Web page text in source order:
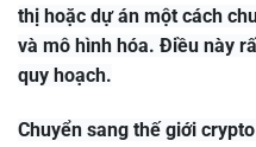
thị hoặc dự án một cách
và mô hình hóa. Điều này
quy hoạch.
Chuyển sang thế giới